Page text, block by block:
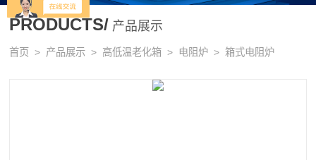
PRODUCTS/ 产品展示
首页 > 产品展示 > 高低温老化箱 > 电阻炉 > 箱式电阻炉